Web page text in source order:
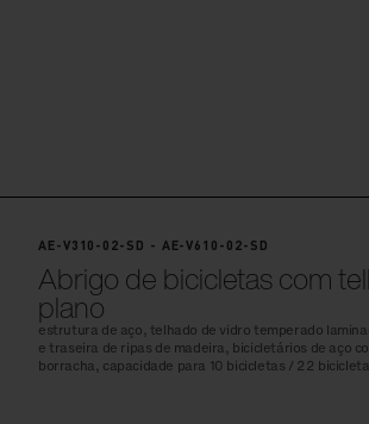
AE-V310-02-SD - AE-V610-02-SD
Abrigo de bicicletas com
plano
estrutura de aço, telhado de vidro temperado
e traseira de ripas de madeira, bicicletários de aço
borracha, capacidade para 10 bicicletas / 22